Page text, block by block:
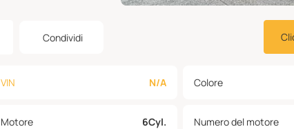
Condividi
VIN N/A Colore
Motore 6Cyl. Numero del motore